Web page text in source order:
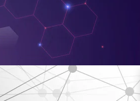
Copyright © 2010-2026Freepik Company S.L.U.